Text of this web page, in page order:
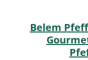
Belem